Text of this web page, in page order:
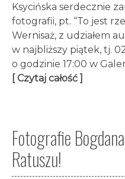
Ksycińska serdecznie
fotografii, pt. “To jest
Wernisaż, z udziałem
w najbliższy piątek, tj.
o godzinie 17:00 w
[ Czytaj całość ]
Fotografie
Ratuszu!